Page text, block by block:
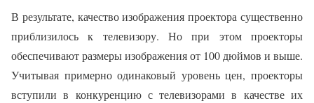
В результате, качество изображения проектора существенно
приблизилось к телевизору. Но при этом проекторы
обеспечивают размеры изображения от 100 дюймов и выше.
Учитывая примерно одинаковый уровень цен, проекторы
вступили в конкуренцию с телевизорами в качестве их